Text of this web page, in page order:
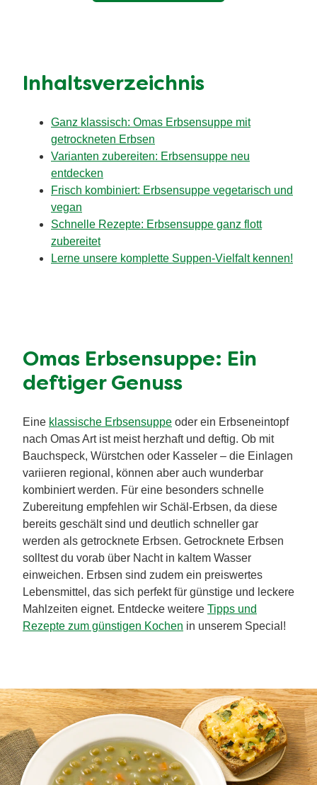
Inhaltsverzeichnis
Ganz klassisch: Omas Erbsensuppe mit
getrockneten Erbsen
Varianten zubereiten: Erbsensuppe neu
entdecken
Frisch kombiniert: Erbsensuppe vegetarisch und
vegan
Schnelle Rezepte: Erbsensuppe ganz flott
zubereitet
Lerne unsere komplette Suppen-Vielfalt kennen!
Omas Erbsensuppe: Ein
deftiger Genuss
Eine klassische Erbsensuppe oder ein Erbseneintopf
nach Omas Art ist meist herzhaft und deftig. Ob mit
Bauchspeck, Würstchen oder Kasseler – die Einlagen
variieren regional, können aber auch wunderbar
kombiniert werden. Für eine besonders schnelle
Zubereitung empfehlen wir Schäl-Erbsen, da diese
bereits geschält sind und deutlich schneller gar
werden als getrocknete Erbsen. Getrocknete Erbsen
solltest du vorab über Nacht in kaltem Wasser
einweichen. Erbsen sind zudem ein preiswertes
Lebensmittel, das sich perfekt für günstige und leckere
Mahlzeiten eignet. Entdecke weitere Tipps und
Rezepte zum günstigen Kochen in unserem Special!